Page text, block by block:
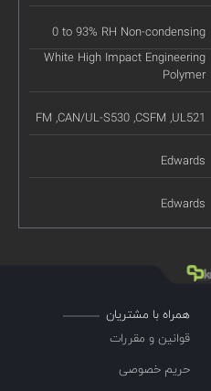
0 to 93% RH Non-condensing
White High Impact Engineering
Polymer
FM ,CAN/UL-S530 ,CSFM ,UL521
Edwards
Edwards
همراه با مشتریان
قوانین و مقررات
حریم خصوصی